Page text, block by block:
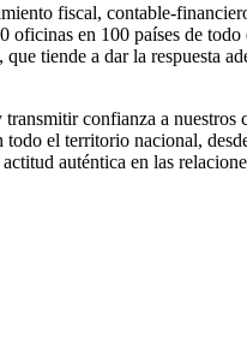
fiscal, contable-
en 100 países de
tiende a dar la respuesta
confianza a nuestros
el territorio nacional,
auténtica en las